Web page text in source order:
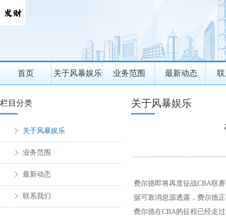
首页 关于风暴娱乐 业务范围 最新动态
栏目分类
关于风暴娱乐
业务范围
最新动态
联系我们
关于风暴娱乐
费尔德即将再度征战CBA联
据可靠消息源透露，费尔德
费尔德在CBA的征程已经走